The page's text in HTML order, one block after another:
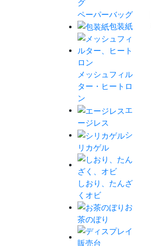
ペーパーバッグ
包装紙
メッシュフィル
ター・ヒートロ
ン
エ
ージレス
シ
リカゲル
しおり、たんざ
くオビ
お
茶のぼり